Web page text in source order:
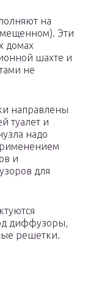
на
Эти
домах
шахте и
не
направлены
туалет и
надо
и
для
диффузоры,
решетки.